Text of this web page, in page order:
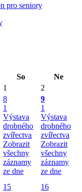
pro seniory
So
Ne
1 2
8
1
Výstava
drobného
zvířectva
Zobrazit
všechny
záznamy
ze dne
9
1
Výstava
drobného
zvířectva
Zobrazit
všechny
záznamy
ze dne
15
16